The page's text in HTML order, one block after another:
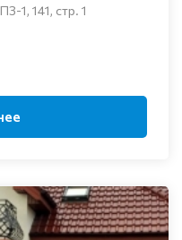
1, 141, стр. 1